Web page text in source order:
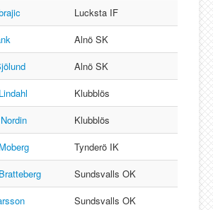
Lucksta IF
Alnö SK
Alnö SK
Klubblös
Klubblös
Tynderö IK
Sundsvalls OK
Sundsvalls OK